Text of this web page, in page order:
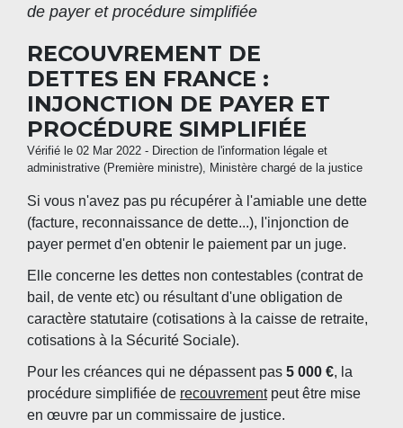
de payer et procédure simplifiée
RECOUVREMENT DE
DETTES EN FRANCE :
INJONCTION DE PAYER ET
PROCÉDURE SIMPLIFIÉE
Vérifié le 02 Mar 2022 - Direction de l'information légale et
administrative (Première ministre), Ministère chargé de la justice
Si vous n'avez pas pu récupérer à l'amiable une dette
(facture, reconnaissance de dette...), l'injonction de
payer permet d'en obtenir le paiement par un juge.
Elle concerne les dettes non contestables (contrat de
bail, de vente etc) ou résultant d'une obligation de
caractère statutaire (cotisations à la caisse de retraite,
cotisations à la Sécurité Sociale).
Pour les créances qui ne dépassent pas 5 000 €, la
procédure simplifiée de recouvrementpeut être mise
en œuvre par un commissaire de justice.